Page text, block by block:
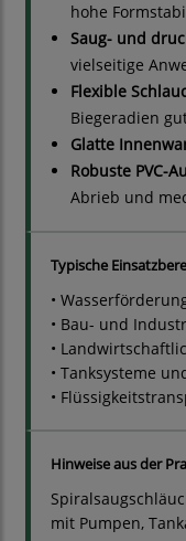
hohe
Saug- und
vielseitige
Flexible
Biegeradien
Glatte
Robuste PVC-
Abrieb und
Typische
•
• Bau- und
•
• Tanksysteme
•
Hinweise aus der
mit Pumpen,